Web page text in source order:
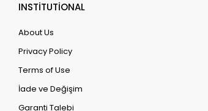
INSTİTUTİONAL
About Us
Privacy Policy
Terms of Use
İade ve Değişim
Garanti Talebi